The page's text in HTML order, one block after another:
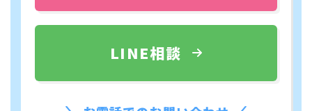
LINE相談